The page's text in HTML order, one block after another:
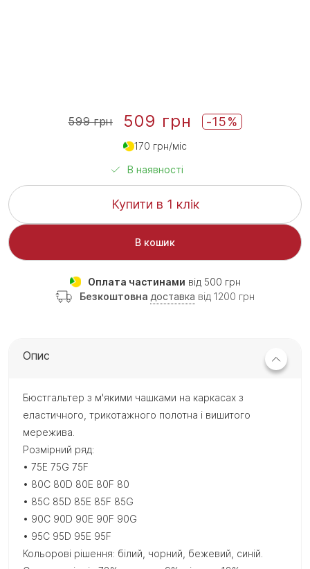
599 грн 509 грн -15%
170 грн/міс
В наявності
Купити в 1 клік
В кошик
Оплата частинами від 500 грн
Безкоштовна доставка від 1200 грн
Опис
Бюстгальтер з м'якими чашками на каркасах з
еластичного, трикотажного полотна і вишитого
мережива.
Розмірний ряд:
• 75E 75G 75F
• 80C 80D 80E 80F 80
• 85C 85D 85E 85F 85G
• 90C 90D 90E 90F 90G
• 95C 95D 95E 95F
Кольорові рішення: білий, чорний, бежевий, синій.